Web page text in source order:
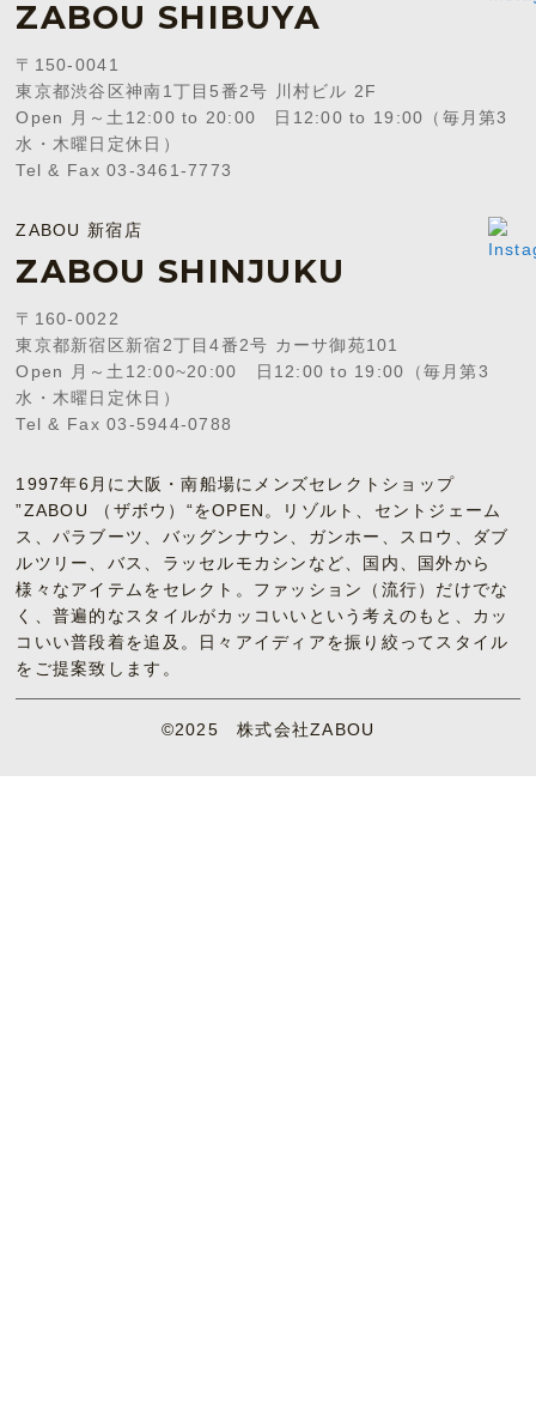
ZABOU SHIBUYA
〒150-0041
東京都渋谷区神南1丁目5番2号 川村ビル 2F
Open 月～土12:00 to 20:00 日12:00 to 19:00（毎月第3
水・木曜日定休日）
Tel & Fax 03-3461-7773
ZABOU 新宿店
ZABOU SHINJUKU
〒160-0022
東京都新宿区新宿2丁目4番2号 カーサ御苑101
Open 月～土12:00~20:00 日12:00 to 19:00（毎月第3
水・木曜日定休日）
Tel & Fax 03-5944-0788
1997年6月に大阪・南船場にメンズセレクトショップ
”ZABOU （ザボウ）“をOPEN。リゾルト、セントジェーム
ス、パラブーツ、バッグンナウン、ガンホー、スロウ、ダブ
ルツリー、バス、ラッセルモカシンなど、国内、国外から
様々なアイテムをセレクト。ファッション（流行）だけでな
く、普遍的なスタイルがカッコいいという考えのもと、カッ
コいい普段着を追及。日々アイディアを振り絞ってスタイル
をご提案致します。
©2025 株式会社ZABOU